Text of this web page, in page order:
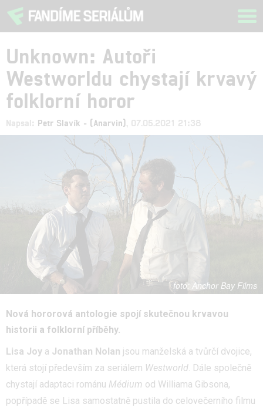
Unknown: Autoři
Westworldu chystají krvavý
folklorní horor
Napsal: Petr Slavík - (Anarvin) , 07.05.2021 21:38
Anchor Bay Films
Nová hororová antologie spojí skutečnou krvavou
historii a folklorní příběhy.
Lisa Joy a Jonathan Nolan jsou manželská a tvůrčí dvojice,
která stojí především za seriálem Westworld. Dále společně
chystají adaptaci románu Médium od Williama Gibsona,
popřípadě se Lisa samostatně pustila do celovečerního filmu